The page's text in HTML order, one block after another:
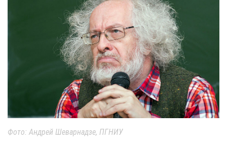
Фото: Андрей Шеварнадзе, ПГНИУ